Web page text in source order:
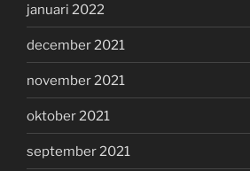
januari 2022
december 2021
november 2021
oktober 2021
september 2021